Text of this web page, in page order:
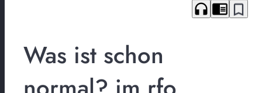
headphones chrome_reader_mode bookmark_border
Was ist schon